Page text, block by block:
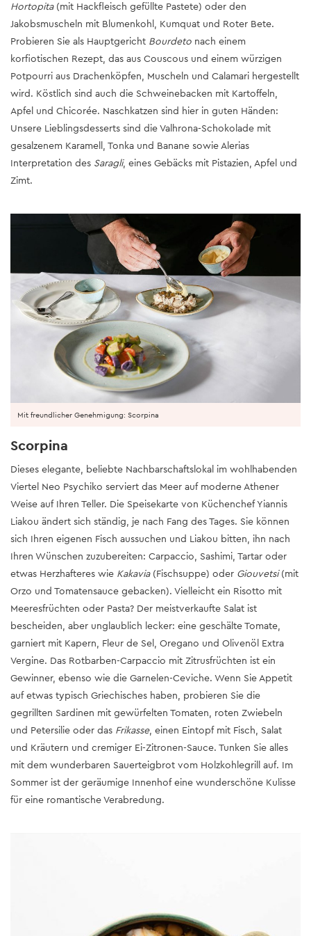
Hortopita(mit Hackfleisch gefüllte Pastete) oder den
Jakobsmuscheln mit Blumenkohl, Kumquat und Roter Bete.
Probieren Sie als Hauptgericht Bourdeto nach einem
korfiotischen Rezept, das aus Couscous und einem würzigen
Potpourri aus Drachenköpfen, Muscheln und Calamari hergestellt
wird. Köstlich sind auch die Schweinebacken mit Kartoffeln,
Apfel und Chicorée. Naschkatzen sind hier in guten Händen:
Unsere Lieblingsdesserts sind die Valhrona-Schokolade mit
gesalzenem Karamell, Tonka und Banane sowie Alerias
Interpretation des Saragli, eines Gebäcks mit Pistazien, Apfel und
Zimt.
Scorpina
Dieses elegante, beliebte Nachbarschaftslokal im wohlhabenden
Viertel Neo Psychiko serviert das Meer auf moderne Athener
Weise auf Ihren Teller. Die Speisekarte von Küchenchef Yiannis
Liakou ändert sich ständig, je nach Fang des Tages. Sie können
sich Ihren eigenen Fisch aussuchen und Liakou bitten, ihn nach
Ihren Wünschen zuzubereiten: Carpaccio, Sashimi, Tartar oder
etwas Herzhafteres wie Kakavia(Fischsuppe) oder Giouvetsi(mit
Orzo und Tomatensauce gebacken). Vielleicht ein Risotto mit
Meeresfrüchten oder Pasta? Der meistverkaufte Salat ist
bescheiden, aber unglaublich lecker: eine geschälte Tomate,
garniert mit Kapern, Fleur de Sel, Oregano und Olivenöl Extra
Vergine. Das Rotbarben-Carpaccio mit Zitrusfrüchten ist ein
Gewinner, ebenso wie die Garnelen-Ceviche. Wenn Sie Appetit
auf etwas typisch Griechisches haben, probieren Sie die
gegrillten Sardinen mit gewürfelten Tomaten, roten Zwiebeln
und Petersilie oder das Frikasse, einen Eintopf mit Fisch, Salat
und Kräutern und cremiger Ei-Zitronen-Sauce. Tunken Sie alles
mit dem wunderbaren Sauerteigbrot vom Holzkohlegrill auf. Im
Sommer ist der geräumige Innenhof eine wunderschöne Kulisse
für eine romantische Verabredung.
Mit freundlicher Genehmigung: Scorpina